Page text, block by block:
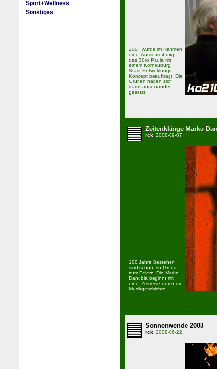
Sport+Wellness
Sonstiges
2007 wurde im Rahmen
einer Ausschreibung
das Büro Paula mit
einem Korneuburg
Stadt Entwicklungs
Konzept beauftragt. Die
Grünen haben sich
damit auseinander
gesetzt.
Zeitenklänge Marko
rck, 2008-09-07
100 Jahre Bestehen
sind schon ein Grund
zum Feiern. Die Marko
Danubia beginnt mit
einer Zeitreise durch die
Musikgeschichte.
Sonnenwende 2008
rck, 2008-06-22